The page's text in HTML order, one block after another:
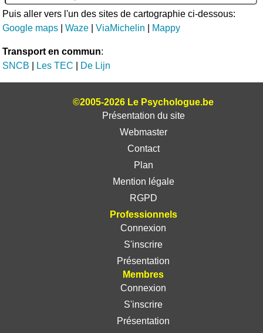
Puis aller vers l'un des sites de cartographie ci-dessous:
Google maps |Waze |ViaMichelin Mappy
Transport en commun:
SNCB
Les TEC De Lijn
©2005-2026 Le Psychologue.be
Présentation du site
Webmaster
Contact
Plan
Mention légale
RGPD
Professionnels
Connexion
S'inscrire
Présentation
Membres
Connexion
S'inscrire
Présentation